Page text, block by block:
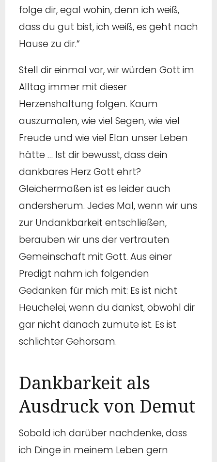
folge dir, egal wohin, denn ich weiß,
dass du gut bist, ich weiß, es geht nach
Hause zu dir.“
Stell dir einmal vor, wir würden Gott im
Alltag immer mit dieser
Herzenshaltung folgen. Kaum
auszumalen, wie viel Segen, wie viel
Freude und wie viel Elan unser Leben
hätte … Ist dir bewusst, dass dein
dankbares Herz Gott ehrt?
Gleichermaßen ist es leider auch
andersherum. Jedes Mal, wenn wir uns
zur Undankbarkeit entschließen,
berauben wir uns der vertrauten
Gemeinschaft mit Gott. Aus einer
Predigt nahm ich folgenden
Gedanken für mich mit: Es ist nicht
Heuchelei, wenn du dankst, obwohl dir
gar nicht danach zumute ist. Es ist
schlichter Gehorsam.
Dankbarkeit als
Ausdruck von Demut
Sobald ich darüber nachdenke, dass
ich Dinge in meinem Leben gern